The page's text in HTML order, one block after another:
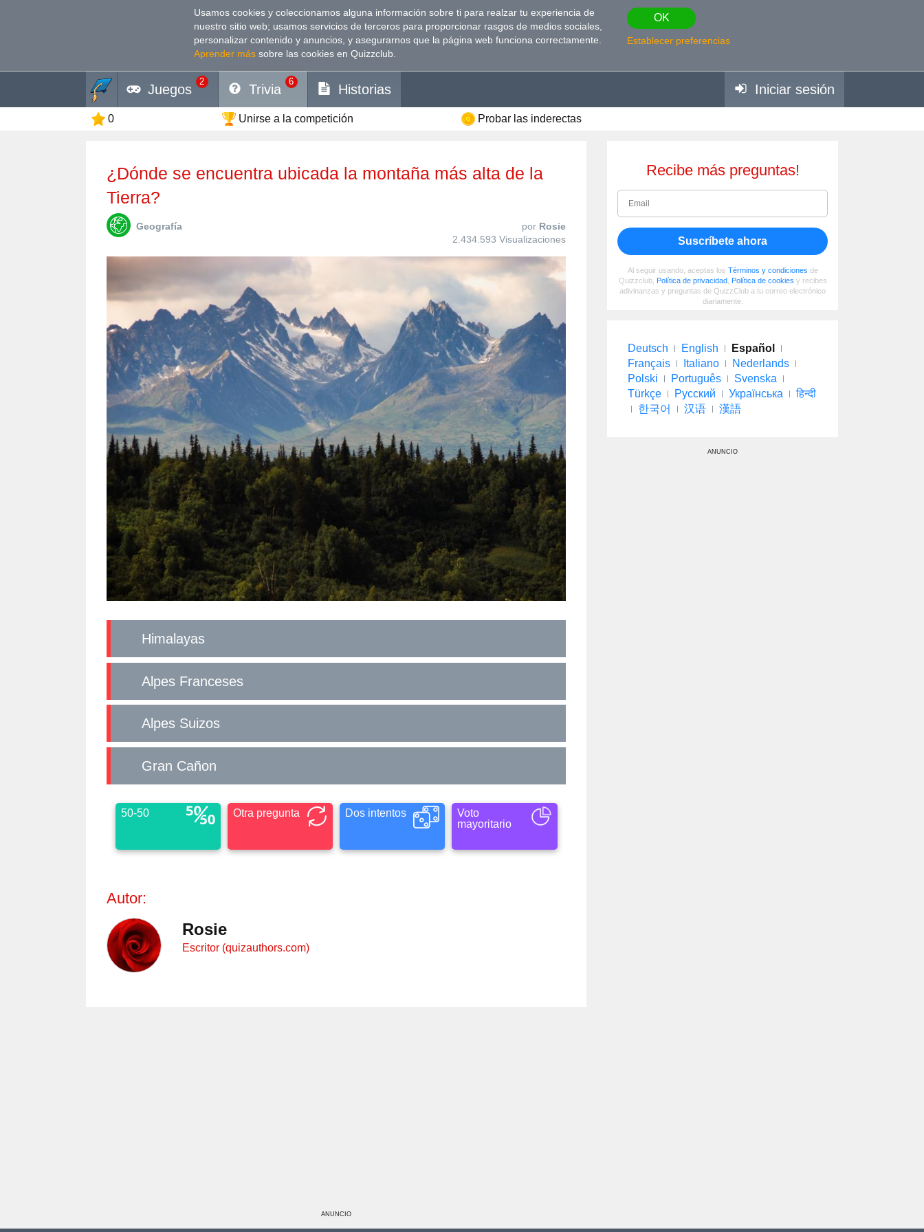
Usamos cookies y coleccionamos alguna información sobre ti para realzar tu experiencia de
nuestro sitio web; usamos servicios de terceros para proporcionar rasgos de medios sociales,
personalizar contenido y anuncios, y asegurarnos que la página web funciona correctamente.
Aprender más sobre las cookies en Quizzclub.
OK
Establecer preferencias
Juegos
2
Trivia
6
Historias Iniciar sesión
0 Unirse a la competición Probar las inderectas
¿Dónde se encuentra ubicada la montaña más alta de la
Tierra?
Geografía por Rosie
2.434.593 Visualizaciones
Himalayas
Alpes Franceses
Alpes Suizos
Gran Cañon
50-50 Otra pregunta Dos intentos
Voto
mayoritario
Autor:
Rosie
Escritor (quizauthors.com)
ANUNCIO
Recibe más preguntas!
Suscríbete ahora
Al seguir usando, aceptas los Términos y condiciones de
Quizzclub, Política de privacidad, Política de cookies y recibes
adivinanzas y preguntas de QuizzClub a tu correo electrónico
diariamente.
Deutsch English
Español
Français
Italiano
Nederlands
Polski
Português
Svenska
Türkçe
Русский Українська
हिन्दी
한국어
汉语 漢語
ANUNCIO